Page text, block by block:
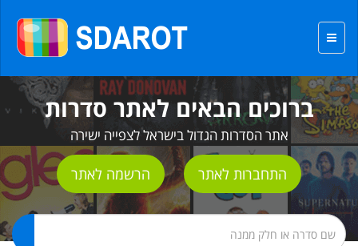
ברוכים הבאים לאתר סדרות
אתר הסדרות הגדול בישראל לצפייה ישירה
התחברות לאתר הרשמה לאתר